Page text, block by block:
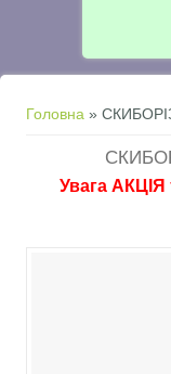
Ви є тут
Головна »
Увага АКЦІЯ